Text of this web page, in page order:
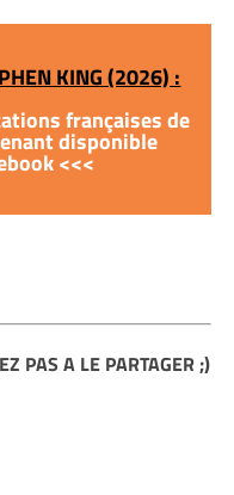
KING (2026) :
françaises de
disponible
<<<
PAS A LE PARTAGER ;)